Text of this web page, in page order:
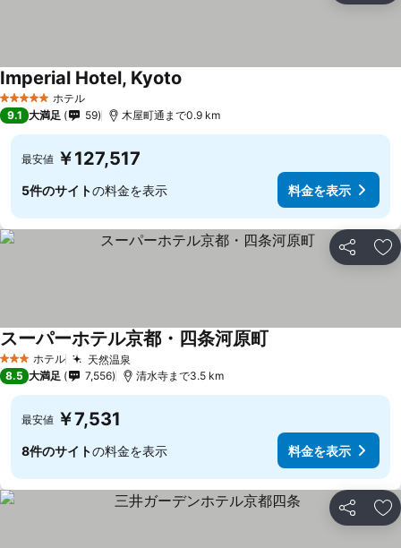
5 ホテルのランク
ホテル
Imperial Hotel, Kyoto
9.1 大満足 59 木屋町通まで0.9 km
最安値 ￥127,517
5件のサイトの料金を表示 料金を表示
シェア お
3 ホテルのランク
ホテル 天然温泉
スーパーホテル京都・四条河原町
8.5 大満足 7,556 清水寺まで3.5 km
最安値 ￥7,531
8件のサイトの料金を表示 料金を表示
シェア お